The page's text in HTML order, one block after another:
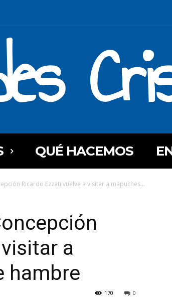
QUÉ HACEMOS
Ricardo Ezzati vuelve a visitar a mapuches...
a
hambre
0
170